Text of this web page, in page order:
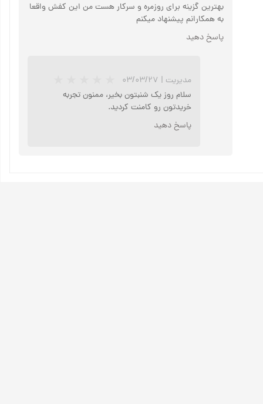
بهترین گزینه برای روزمره و سرکار هست من این کفش واقعا
به همکارانم پیشنهاد میکنم
پاسخ دهید
مدیریت | ۰۳/۰۳/۲۷
سلام روز یک شنبتون بخیر، ممنون تجربه
خریدتون رو کامنت کردید.
پاسخ دهید